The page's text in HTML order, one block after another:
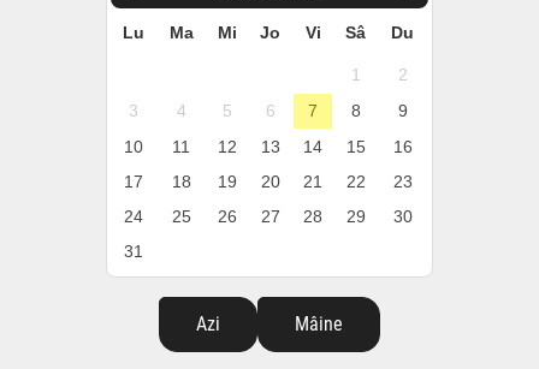
Lu Ma Mi Jo Vi Sâ Du
1
2
3
4 5 6 7 8
9
10
11 12 13 14 15
16
17
18 19 20 21 22
23
24
25 26 27 28 29
30
31
Azi Mâine